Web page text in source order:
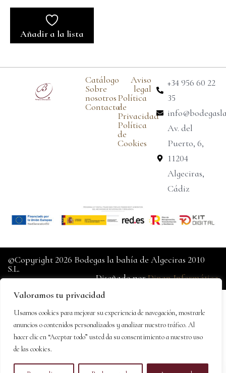
Valoramos tu privacidad
Usamos cookies para mejorar su experiencia de navegación, mostrarle
anuncios o contenidos personalizados y analizar nuestro tráfico. Al
hacer clic en “Aceptar todo” usted da su consentimiento a nuestro uso
de las cookies.
Añadir a la lista
Catálogo
Sobre
nosotros
Contacto
Aviso
legal
Política
de
Privacidad
Política
de
Cookies
+34 956 60 22
35
Av. del
Puerto, 6,
11204
Algeciras,
Cádiz
©Copyright 2026 Bodegas la bahía de Algeciras 2010
S.L.
Diseñado porDinan Informática